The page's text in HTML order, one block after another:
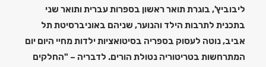
ליבוביץ', בוגרת תואר ראשון בספרות עברית ותואר שני
בתכנית לתרבות הילד והנוער, שניהם באוניברסיטת תל
אביב, נוטה לעסוק בספריה בסיטואציות ילדות מחיי היום יום
המתרחשות בטריטוריה נטולת הורים. לדבריה – "החלקים